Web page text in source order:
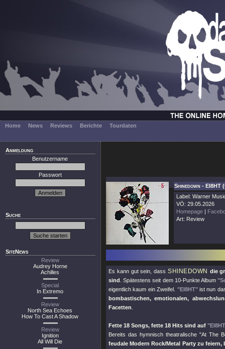
Home News Reviews Berichte Tourdaten
Anmeldung
Benutzername
Passwort
Suche
SiteNews
Review
Audrey Horne
Achilles
Special
In Extremo
Review
North Sea Echoes
How To Cast A Shadow
Review
Ignition
All Will Die
Shinedown - EI8HT
Label: Warner
VÖ: 29.05.2026
Homepage |
Art: Review
Es kann gut sein, dassSHINEDOWN die
sind . Spätestens seit dem 10-Punkte Album
eigentlich kaum ein Zweifel. "EI8HT"ist nun
bombastischen, emotionalen,
Facetten
Fette 18 Songs, fette 18 Hits sind auf
Bereits das hymnisch theatralische "At The
feudale Modern Rock/Metal Party zu